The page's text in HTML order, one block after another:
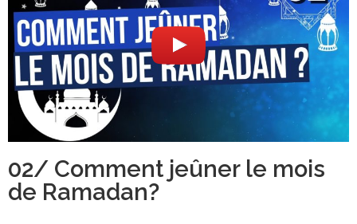
02/ Comment jeûner le mois
de Ramadan?